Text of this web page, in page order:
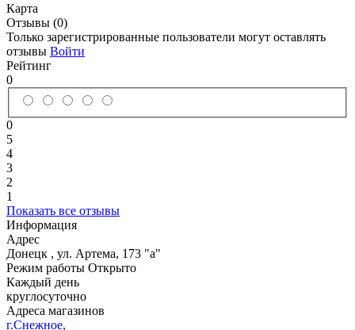
Карта
Отзывы (0)
Только зарегистрированные пользователи могут оставлять
отзывы Войти
Рейтинг
0
0
5
4
3
2
1
Показать все отзывы
Информация
Адрес
Донецк , ул. Артема, 173 "а"
Режим работы Открыто
Каждый день
круглосуточно
Адреса магазинов
г.Снежное,